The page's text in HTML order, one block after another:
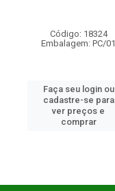
Código: 18324
Embalagem: PC/01
Faça seu login ou
cadastre-se para
ver preços e
comprar